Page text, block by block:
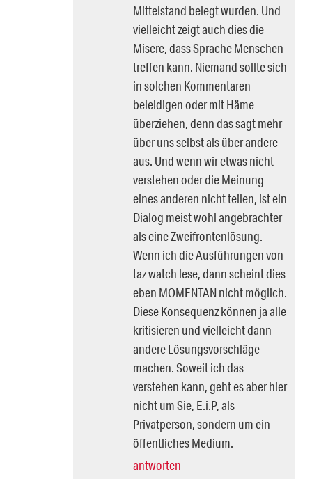
Mittelstand belegt wurden. Und
vielleicht zeigt auch dies die
Misere, dass Sprache Menschen
treffen kann. Niemand sollte sich
in solchen Kommentaren
beleidigen oder mit Häme
überziehen, denn das sagt mehr
über uns selbst als über andere
aus. Und wenn wir etwas nicht
verstehen oder die Meinung
eines anderen nicht teilen, ist ein
Dialog meist wohl angebrachter
als eine Zweifrontenlösung.
Wenn ich die Ausführungen von
taz watch lese, dann scheint dies
eben MOMENTAN nicht möglich.
Diese Konsequenz können ja alle
kritisieren und vielleicht dann
andere Lösungsvorschläge
machen. Soweit ich das
verstehen kann, geht es aber hier
nicht um Sie, E.i.P, als
Privatperson, sondern um ein
öffentliches Medium.
antworten